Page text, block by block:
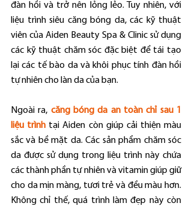
đàn hồi và trở nên lỏng lẻo. Tuy nhiên, với
liệu trình siêu căng bóng da, các kỹ thuật
viên của Aiden Beauty Spa & Clinic sử dụng
các kỹ thuật chăm sóc đặc biệt để tái tạo
lại các tế bào da và khôi phục tính đàn hồi
tự nhiên cho làn da của bạn.
Ngoài ra, căng bóng da an toàn chỉ sau 1
liệu trình tại Aiden còn giúp cải thiện màu
sắc và bề mặt da. Các sản phẩm chăm sóc
da được sử dụng trong liệu trình này chứa
các thành phần tự nhiên và vitamin giúp giữ
cho da mịn màng, tươi trẻ và đều màu hơn.
Không chỉ thế, quá trình làm đẹp này còn